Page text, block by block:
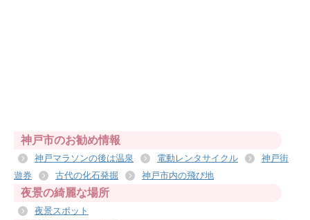
神戸市のお勧め情報
神戸マラソンの後は温泉 電動レンタサイクル
神戸街
遊券
古代の化石発掘 神戸市内の飛び地
夜景の綺麗な場所
夜景スポット